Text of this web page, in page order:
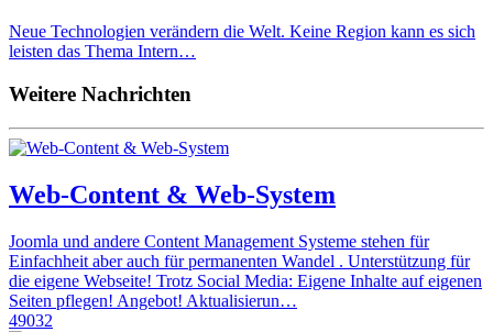
Neue Technologien verändern die Welt. Keine Region kann es sich
leisten das Thema Intern…
Weitere Nachrichten
Web-Content & Web-System
Joomla und andere Content Management Systeme stehen für
Einfachheit aber auch für permanenten Wandel . Unterstützung für
die eigene Webseite! Trotz Social Media: Eigene Inhalte auf eigenen
Seiten pflegen! Angebot! Aktualisierun…
49032